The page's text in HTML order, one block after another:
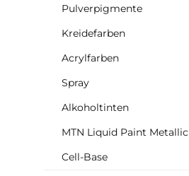
Pulverpigmente
Kreidefarben
Acrylfarben
Spray
Alkoholtinten
MTN Liquid Paint Metallic
Cell-Base